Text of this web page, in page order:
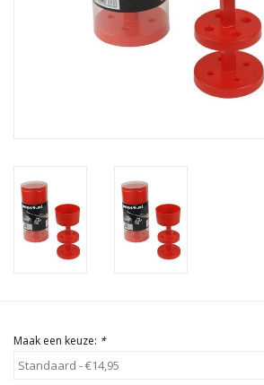
Rituals & Wierook
Maak een keuze: *